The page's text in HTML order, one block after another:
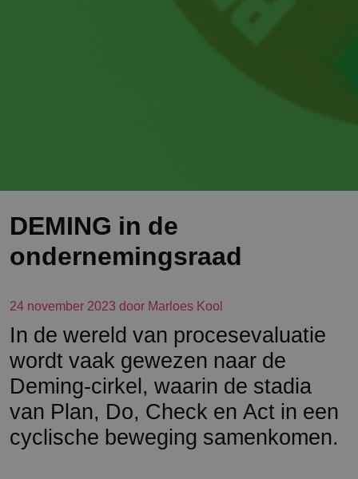
DEMING in de
ondernemingsraad
24 november 2023 door Marloes Kool
In de wereld van procesevaluatie
wordt vaak gewezen naar de
Deming-cirkel, waarin de stadia
van Plan, Do, Check en Act in een
cyclische beweging samenkomen.